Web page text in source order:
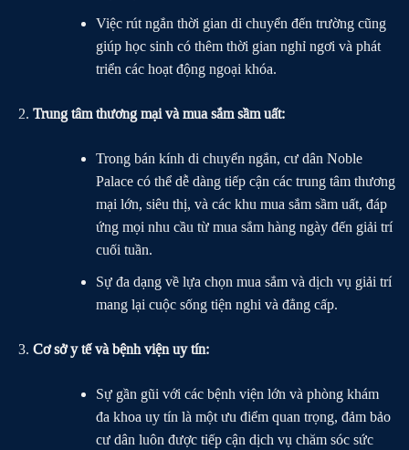
Việc rút ngắn thời gian di chuyển đến trường cũng
giúp học sinh có thêm thời gian nghỉ ngơi và phát
triển các hoạt động ngoại khóa.
Trung tâm thương mại và mua sắm sầm uất:
Trong bán kính di chuyển ngắn, cư dân Noble
Palace có thể dễ dàng tiếp cận các trung tâm thương
mại lớn, siêu thị, và các khu mua sắm sầm uất, đáp
ứng mọi nhu cầu từ mua sắm hàng ngày đến giải trí
cuối tuần.
Sự đa dạng về lựa chọn mua sắm và dịch vụ giải trí
mang lại cuộc sống tiện nghi và đẳng cấp.
Cơ sở y tế và bệnh viện uy tín:
Sự gần gũi với các bệnh viện lớn và phòng khám
đa khoa uy tín là một ưu điểm quan trọng, đảm bảo
cư dân luôn được tiếp cận dịch vụ chăm sóc sức